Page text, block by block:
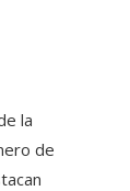
la
de